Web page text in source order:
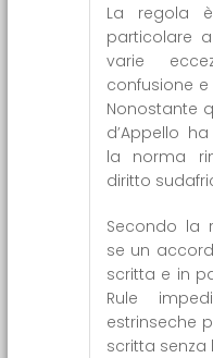
La regola
particolare
varie
confusione
Nonostante
d’Appello
la norma
diritto
Secondo la
se un
scritta e in
Rule
estrinseche
scritta senza